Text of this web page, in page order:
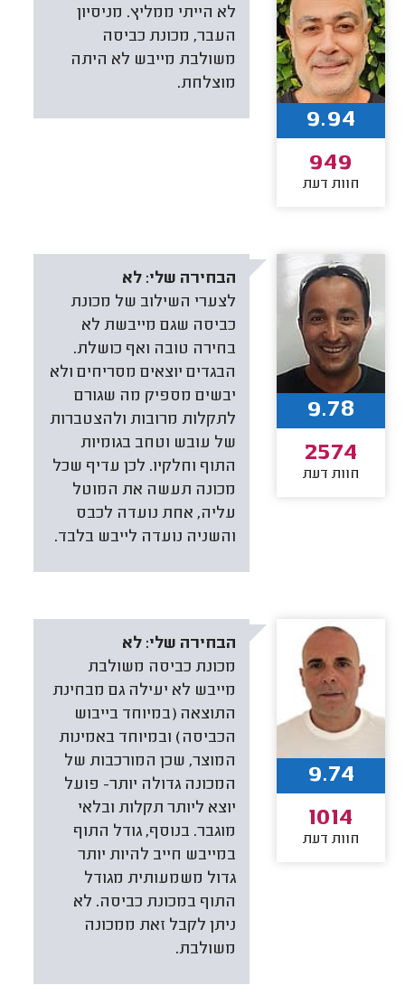
לא הייתי ממליץ. מניסיון
העבר, מכונת כביסה
משולבת מייבש לא היתה
מוצלחת.
9.94
949
חוות דעת
הבחירה שלי: לא
לצערי השילוב של מכונת
כביסה שגם מייבשת לא
בחירה טובה ואף כושלת.
הבגדים יוצאים מסריחים ולא
יבשים מספיק מה שגורם
לתקלות מרובות ולהצטברות
של עובש וטחב בגומיות
התוף וחלקיו. לכן עדיף שכל
מכונה תעשה את המוטל
עליה, אחת נועדה לכבס
והשניה נועדה לייבש בלבד.
9.78
2574
חוות דעת
הבחירה שלי: לא
מכונת כביסה משולבת
מייבש לא יעילה גם מבחינת
התוצאה (במיוחד בייבוש
הכביסה) ובמיוחד באמינות
המוצר, שכן המורכבות של
המכונה גדולה יותר- פועל
יוצא ליותר תקלות ובלאי
מוגבר. בנוסף, גודל התוף
במייבש חייב להיות יותר
גדול משמעותית מגודל
התוף במכונת כביסה. לא
ניתן לקבל זאת ממכונה
משולבת.
9.74
1014
חוות דעת